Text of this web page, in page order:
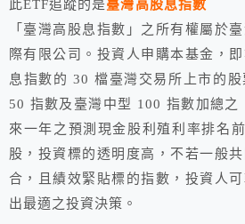
此ETF追蹤的是臺灣高股息指數
「臺灣高股息指數」之所有權屬於
際有限公司。投資人申購本基金，
息指數的 30 檔臺灣交易所上市的
50 指數及臺灣中型 100 指數加總之
來一年之預測現金股利殖利率排名
股，投資標的透明度高，不若一般
合，且績效緊貼標的指數，投資人
出最適之投資決策。